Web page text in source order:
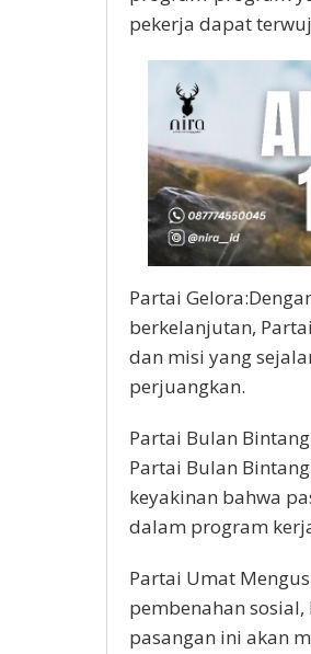
pekerja dapat
Partai
berkelanjutan,
dan misi yang
perjuangkan.
Partai Bulan
Partai Bulan
keyakinan bahwa
dalam program
Partai Umat
pembenahan
pasangan ini akan